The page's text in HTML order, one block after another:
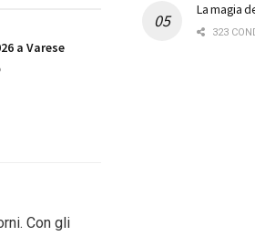
a Varese
Con gli
La magia
323